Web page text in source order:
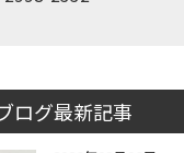
ログ最新記事